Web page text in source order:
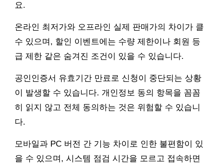
요.
온라인 최저가와 오프라인 실제 판매가의 차이가 클
수 있으며, 할인 이벤트에는 수량 제한이나 회원 등
급 제한 같은 숨겨진 조건이 있을 수 있습니다.
공인인증서 유효기간 만료로 신청이 중단되는 상황
이 발생할 수 있습니다. 개인정보 동의 항목을 꼼꼼
히 읽지 않고 전체 동의하는 것은 위험할 수 있습니
다.
모바일과 PC 버전 간 기능 차이로 인한 불편함이 있
을 수 있으며, 시스템 점검 시간을 모르고 접속하면